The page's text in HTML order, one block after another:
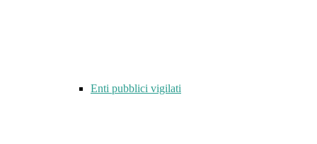
Enti pubblici vigilati